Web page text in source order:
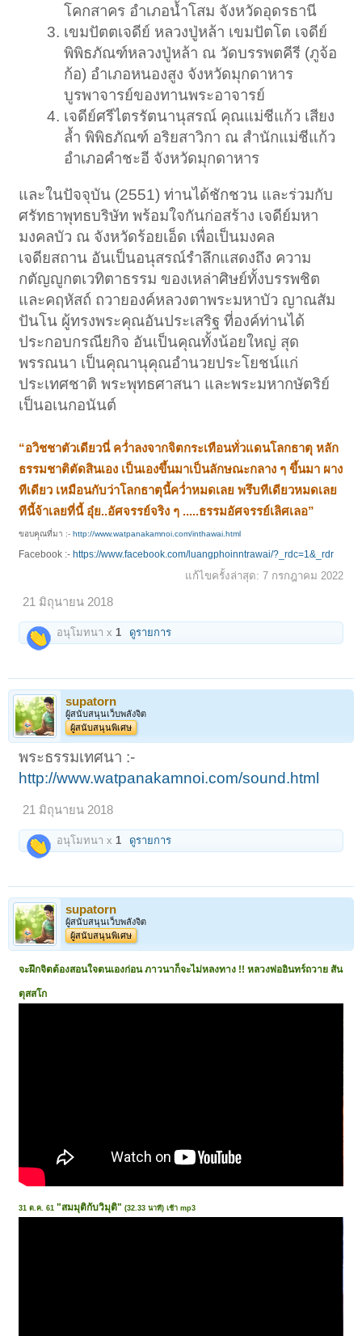
โคกสาคร อำเภอน้ำโสม จังหวัดอุดรธานี
เขมปัตตเจดีย์ หลวงปู่หล้า เขมปัตโต เจดีย์
พิพิธภัณฑ์หลวงปู่หล้า ณ วัดบรรพตคีรี (ภูจ้อ
ก้อ) อำเภอหนองสูง จังหวัดมุกดาหาร
บูรพาจารย์ของทานพระอาจารย์
เจดีย์ศรีไตรรัตนานุสรณ์ คุณแม่ชีแก้ว เสียง
ล้ำ พิพิธภัณฑ์ อริยสาวิกา ณ สำนักแม่ชีแก้ว
อำเภอคำชะอี จังหวัดมุกดาหาร
และในปัจจุบัน (2551) ท่านได้ชักชวน และร่วมกับ
ศรัทธาพุทธบริษัท พร้อมใจกันก่อสร้าง เจดีย์มหา
มงคลบัว ณ จังหวัดร้อยเอ็ด เพื่อเป็นมงคล
เจดียสถาน อันเป็นอนุสรณ์รำลึกแสดงถึง ความ
กตัญญูกตเวทิตาธรรม ของเหล่าศิษย์ทั้งบรรพชิต
และคฤหัสถ์ ถวายองค์หลวงตาพระมหาบัว ญาณสัม
ปันโน ผู้ทรงพระคุณอันประเสริฐ ที่องค์ท่านได้
ประกอบกรณียกิจ อันเป็นคุณทั้งน้อยใหญ่ สุด
พรรณนา เป็นคุณานุคุณอำนวยประโยชน์แก่
ประเทศชาติ พระพุทธศาสนา และพระมหากษัตริย์
เป็นอเนกอนันต์
“อวิชชาตัวเดียวนี่ คว่ำลงจากจิตกระเทือนทั่วแดนโลกธาตุ หลัก
ธรรมชาติตัดสินเอง เป็นเองขึ้นมาเป็นลักษณะกลาง ๆ ขึ้นมา ผาง
ทีเดียว เหมือนกับว่าโลกธาตุนี้คว่ำหมดเลย พรึบทีเดียวหมดเลย
ทีนี้จ้าเลยที่นี้ อุ๋ย..อัศจรรย์จริง ๆ .....ธรรมอัศจรรย์เลิศเลอ”
ขอบคุุณที่มา :-http://www.watpanakamnoi.com/inthawai.html
Facebook :-https://www.facebook.com/luangphoinntrawai/?_rdc=1&_rdr
แก้ไขครั้งล่าสุด: 7 กรกฎาคม 2022
21 มิถุนายน 2018
อนุโมทนา x 1 ดูรายการ
supatorn
ผู้สนับสนุนเว็บพลังจิต
ผู้สนับสนุนพิเศษ
พระธรรมเทศนา :-
http://www.watpanakamnoi.com/sound.html
21 มิถุนายน 2018
อนุโมทนา x1 ดูรายการ
supatorn
ผู้สนับสนุนเว็บพลังจิต
ผู้สนับสนุนพิเศษ
จะฝึกจิตต้องสอนใจตนเองก่อน ภาวนาก็จะไม่หลงทาง !! หลวงพ่ออินทร์ถวาย สัน
ตุสสโก
31 ต.ค. 61 "สมมุติกับวิมุติ" (32.33 นาที) เช้า mp3